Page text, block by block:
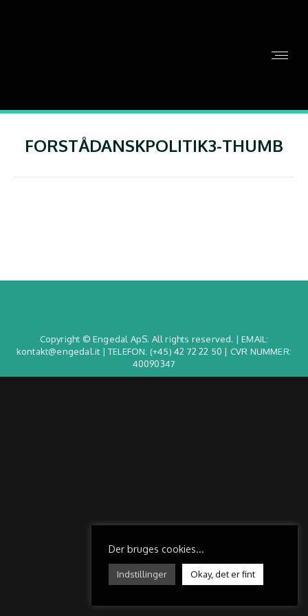
FORSTÅDANSKPOLITIK3-THUMB
Copyright © Engedal ApS. All rights reserved. | EMAIL:
kontakt@engedal.it | TELEFON: (+45) 42 72 22 50 | CVR NUMMER:
40090347
Der bruges cookies...
Indstillinger Okay, det er fint